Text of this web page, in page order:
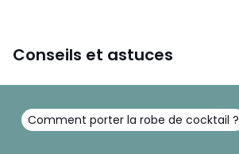
Conseils et astuces
Comment porter la robe de cocktail ?